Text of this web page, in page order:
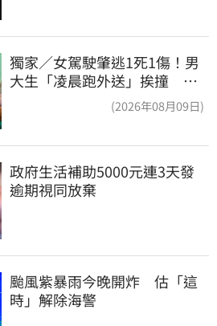
獨家／女駕駛肇逃1死1傷！男
大生「凌晨跑外送」挨撞 媽
(2026年08月09日)
政府生活補助5000元連3天發
逾期視同放棄
颱風紫暴雨今晚開炸　估「這
時」解除海警